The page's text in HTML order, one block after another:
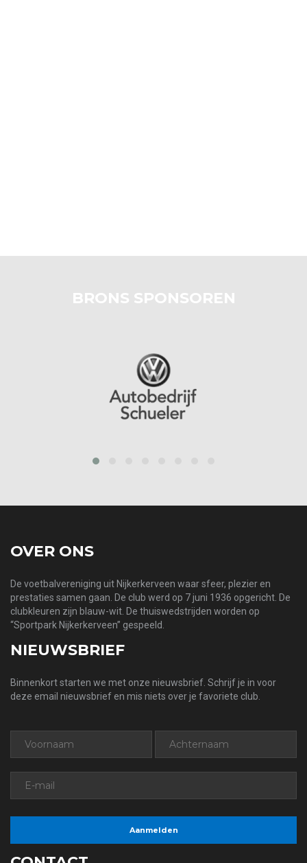
BRONS SPONSOREN
OVER ONS
De voetbalvereniging uit Nijkerkerveen waar sfeer, plezier en
prestaties samen gaan. De club werd op 7 juni 1936 opgericht. De
clubkleuren zijn blauw-wit. De thuiswedstrijden worden op
“Sportpark Nijkerkerveen” gespeeld.
NIEUWSBRIEF
Binnenkort starten we met onze nieuwsbrief. Schrijf je in voor
deze email nieuwsbrief en mis niets over je favoriete club.